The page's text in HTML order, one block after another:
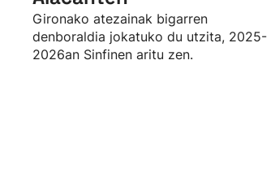
Gironako atezainak bigarren
denboraldia jokatuko du utzita, 2025-
2026an Sinfinen aritu zen.